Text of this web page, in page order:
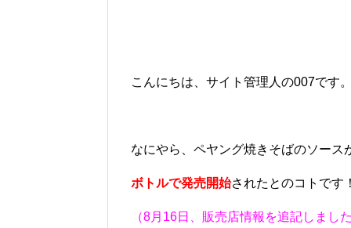
こんにちは、サイト管理人の007です。
なにやら、ペヤング焼きそばのソース
ボトルで発売開始されたとのコトです！
（8月16日、販売店情報を追記しました